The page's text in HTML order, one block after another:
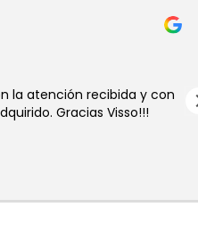
la atención recibida y con
Gracias Visso!!!